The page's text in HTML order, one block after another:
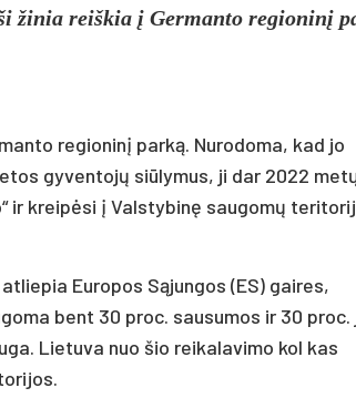
žinia reiškia į Germanto regioninį
regioninį parką. Nurodoma, kad jo
gyventojų siūlymus, ji dar 2022
ir kreipėsi į Valstybinę saugomų
Europos Sąjungos (ES) gaires,
bent 30 proc. sausumos ir 30 proc.
Lietuva nuo šio reikalavimo kol kas